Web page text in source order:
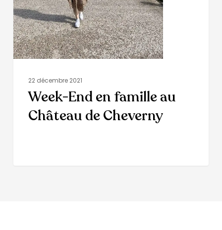
22 décembre 2021
Week-End en famille au
Château de Cheverny